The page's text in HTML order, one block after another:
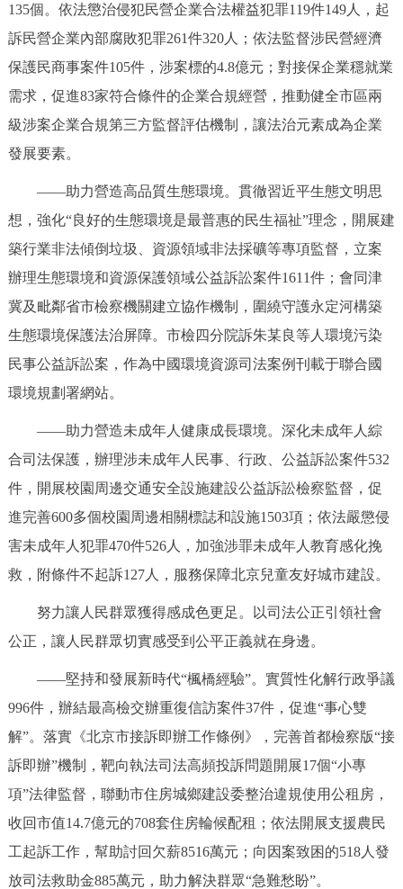
135個。依法懲治侵犯民營企業合法權益犯罪119件149人，起
訴民營企業內部腐敗犯罪261件320人；依法監督涉民營經濟
保護民商事案件105件，涉案標的4.8億元；對接保企業穩就業
需求，促進83家符合條件的企業合規經營，推動健全市區兩
級涉案企業合規第三方監督評估機制，讓法治元素成為企業
發展要素。
——助力營造高品質生態環境。貫徹習近平生態文明思
想，強化“良好的生態環境是最普惠的民生福祉”理念，開展建
築行業非法傾倒垃圾、資源領域非法採礦等專項監督，立案
辦理生態環境和資源保護領域公益訴訟案件1611件；會同津
冀及毗鄰省市檢察機關建立協作機制，圍繞守護永定河構築
生態環境保護法治屏障。市檢四分院訴朱某良等人環境污染
民事公益訴訟案，作為中國環境資源司法案例刊載于聯合國
環境規劃署網站。
——助力營造未成年人健康成長環境。深化未成年人綜
合司法保護，辦理涉未成年人民事、行政、公益訴訟案件532
件，開展校園周邊交通安全設施建設公益訴訟檢察監督，促
進完善600多個校園周邊相關標誌和設施1503項；依法嚴懲侵
害未成年人犯罪470件526人，加強涉罪未成年人教育感化挽
救，附條件不起訴127人，服務保障北京兒童友好城市建設。
努力讓人民群眾獲得感成色更足。以司法公正引領社會
公正，讓人民群眾切實感受到公平正義就在身邊。
——堅持和發展新時代“楓橋經驗”。實質性化解行政爭議
996件，辦結最高檢交辦重復信訪案件37件，促進“事心雙
解”。落實《北京市接訴即辦工作條例》，完善首都檢察版“接
訴即辦”機制，靶向執法司法高頻投訴問題開展17個“小專
項”法律監督，聯動市住房城鄉建設委整治違規使用公租房，
收回市值14.7億元的708套住房輪候配租；依法開展支援農民
工起訴工作，幫助討回欠薪8516萬元；向因案致困的518人發
放司法救助金885萬元，助力解決群眾“急難愁盼”。